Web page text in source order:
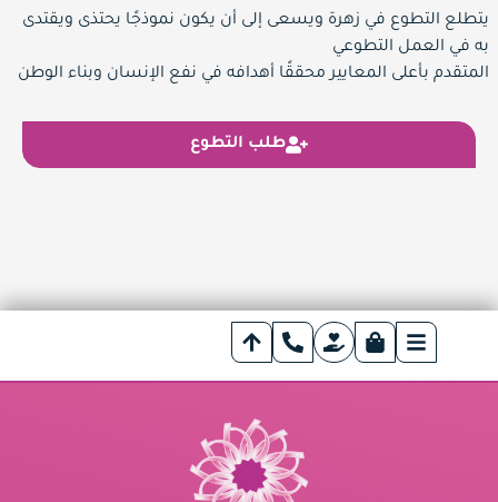
يتطلع التطوع في زهرة ويسعى إلى أن يكون نموذجًا يحتذى ويقتدى
به في العمل التطوعي
المتقدم بأعلى المعايير محققًا أهدافه في نفع الإنسان وبناء الوطن
طلب التطوع